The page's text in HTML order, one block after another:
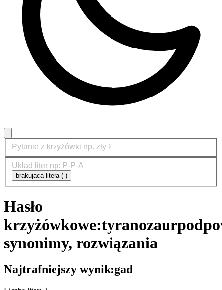
brakująca litera (-)
Hasło
krzyżówkowe:tyranozaur
synonimy, rozwiązania
Najtrafniejszy wynik:gad